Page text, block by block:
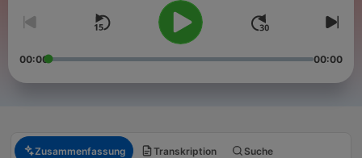
00:00 00:00
Zusammenfassung Transkription Suche